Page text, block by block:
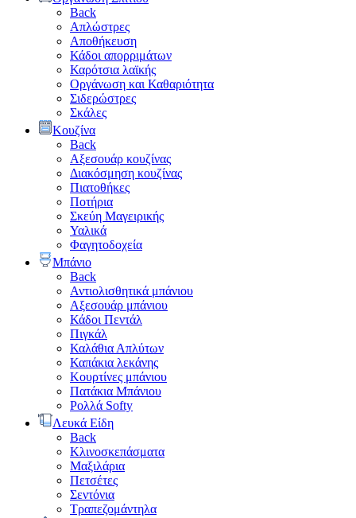
Back
Απλώστρες
Αποθήκευση
Κάδοι απορριμάτων
Καρότσια λαϊκής
Οργάνωση και Καθαριότητα
Σιδερώστρες
Σκάλες
Κουζίνα
Back
Αξεσουάρ κουζίνας
Διακόσμηση κουζίνας
Πιατοθήκες
Ποτήρια
Σκεύη Μαγειρικής
Υαλικά
Φαγητοδοχεία
Μπάνιο
Back
Αντιολισθητικά μπάνιου
Αξεσουάρ μπάνιου
Κάδοι Πεντάλ
Πιγκάλ
Καλάθια Απλύτων
Καπάκια λεκάνης
Κουρτίνες μπάνιου
Πατάκια Μπάνιου
Ρολλά Softy
Λευκά Είδη
Back
Κλινοσκεπάσματα
Μαξιλάρια
Πετσέτες
Σεντόνια
Τραπεζομάντηλα